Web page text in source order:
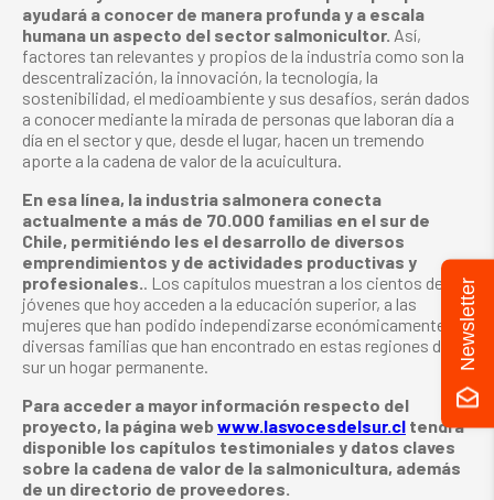
ayudará a conocer de manera profunda y a escala
humana un aspecto del sector salmonicultor. Así,
factores tan relevantes y propios de la industria como son la
descentralización, la innovación, la tecnología, la
sostenibilidad, el medioambiente y sus desafíos, serán dados
a conocer mediante la mirada de personas que laboran día a
día en el sector y que, desde el lugar, hacen un tremendo
aporte a la cadena de valor de la acuicultura.
En esa línea, la industria salmonera conecta
actualmente a más de 70.000 familias en el sur de
Chile, permitiéndo les el desarrollo de diversos
emprendimientos y de actividades productivas y
profesionales.
. Los capítulos muestran a los cientos de
jóvenes que hoy acceden a la educación superior, a las
mujeres que han podido independizarse económicamente y a
diversas familias que han encontrado en estas regiones del
sur un hogar permanente.
Para acceder a mayor información respecto del
proyecto, la página webwww.lasvocesdelsur.cl tendrá
disponible los capítulos testimoniales y datos claves
sobre la cadena de valor de la salmonicultura, además
de un directorio de proveedores.
Newsletter